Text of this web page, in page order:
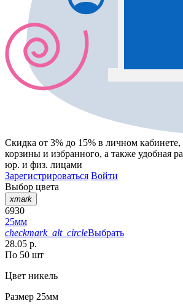
Скидка от 3% до 15% в личном
корзины и избранного, а также удобная
юр. и физ. лицами
Зарегистрироваться Войти
Выбор цвета
xmark
6930
25мм
checkmark_alt_circleВыбрать
28.05 р.
По 50 шт
Цвет никель
Размер 25мм